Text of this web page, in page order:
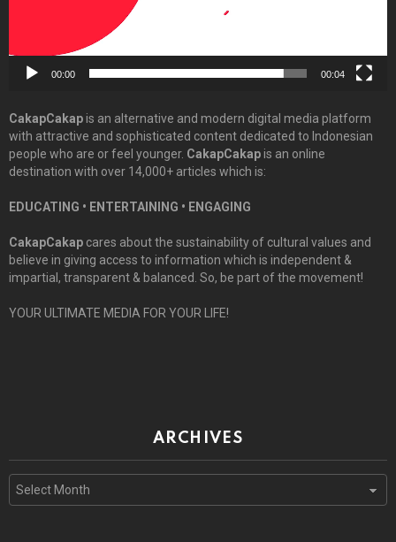
00:00 00:04
CakapCakapis an alternative and modern digital media platform
with attractive and sophisticated content dedicated to Indonesian
people who are or feel younger. CakapCakapis an online
destination with over 14,000+ articles which is:
EDUCATING • ENTERTAINING • ENGAGING
CakapCakap cares about the sustainability of cultural values and
believe in giving access to information which is independent &
impartial, transparent & balanced. So, be part of the movement!
YOUR ULTIMATE MEDIA FOR YOUR LIFE!
ARCHIVES
Archives